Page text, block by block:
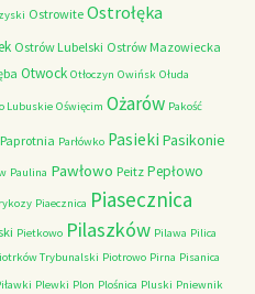
Ostrowite Ostrołęka
Ostrów Lubelski Ostrów Mazowiecka
Otwock Otłoczyn Owińsk Ołuda
Lubuskie Oświęcim Ożarów Pakość
Paprotnia Parłówko Pasieki Pasikonie
Paulina Pawłowo Peitz Pepłowo
Piaecznica Piasecznica
Pietkowo Pilaszków Pilawa Pilica
Trybunalski Piotrowo Pirna Pisanica
Plewki Plon Plośnica Pluski Pniewnik